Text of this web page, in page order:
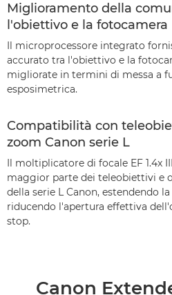
Miglioramento della
l'obiettivo e la fotocamera
Il microprocessore integrato
accurato tra l'obiettivo e la
migliorate in termini di messa a
esposimetrica.
Compatibilità con
zoom Canon serie L
Il moltiplicatore di focale EF 1.4x
maggior parte dei teleobiettivi e
della serie L Canon, estendendo
riducendo l'apertura effettiva
stop.
Canon